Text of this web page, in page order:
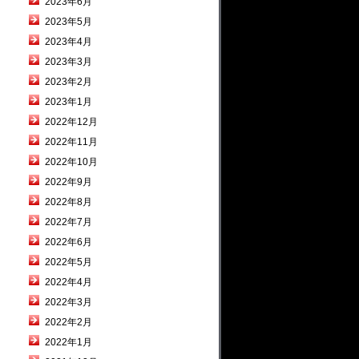
2023年5月
2023年4月
2023年3月
2023年2月
2023年1月
2022年12月
2022年11月
2022年10月
2022年9月
2022年8月
2022年7月
2022年6月
2022年5月
2022年4月
2022年3月
2022年2月
2022年1月